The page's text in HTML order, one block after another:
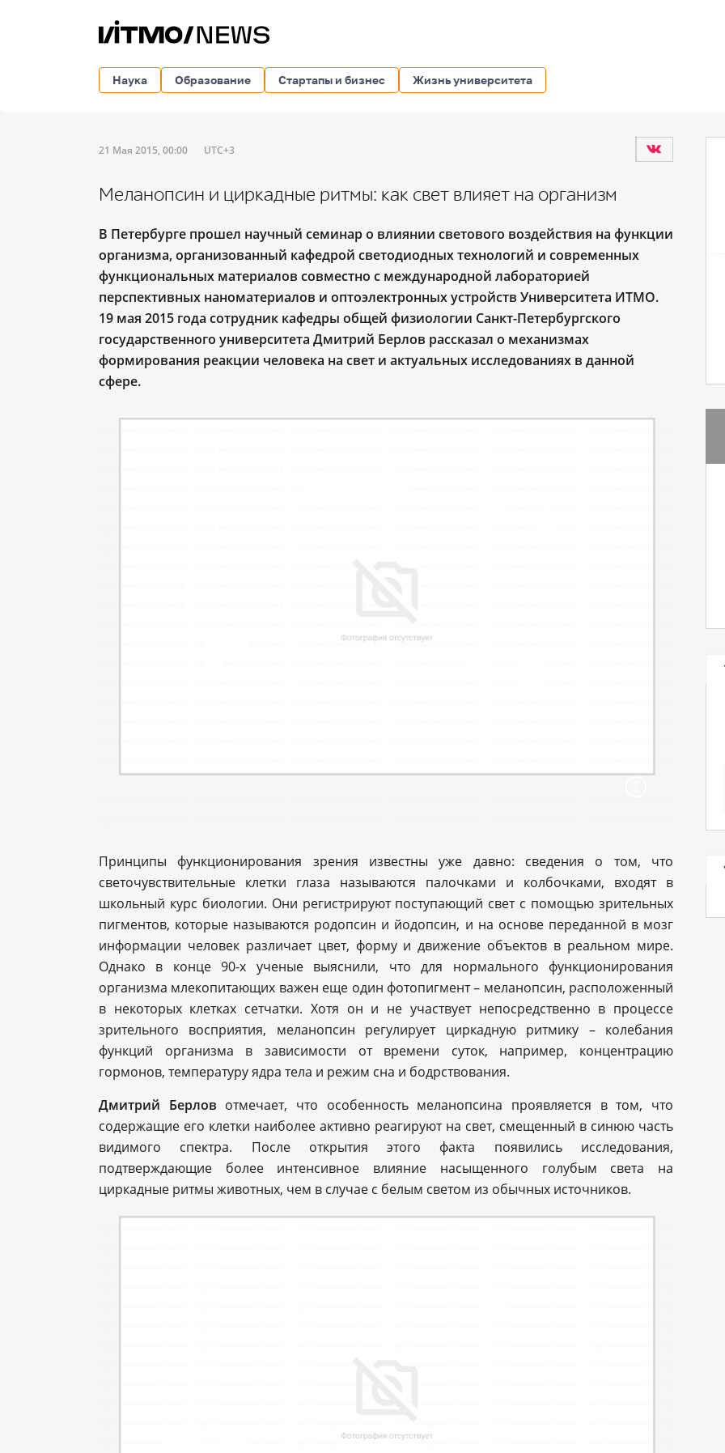
Наука Образование Стартапы и бизнес Жизнь университета
21 Мая 2015, 00:00 UTC+3
Меланопсин и циркадные ритмы: как свет влияет на организм
В Петербурге прошел научный семинар о влиянии светового воздействия на функции
организма, организованный кафедрой светодиодных технологий и современных
функциональных материалов совместно с международной лабораторией
перспективных наноматериалов и оптоэлектронных устройств Университета ИТМО.
19 мая 2015 года сотрудник кафедры общей физиологии Санкт-Петербургского
государственного университета Дмитрий Берлов рассказал о механизмах
формирования реакции человека на свет и актуальных исследованиях в данной
сфере.
Принципы функционирования зрения известны уже давно: сведения о том, что
светочувствительные клетки глаза называются палочками и колбочками, входят в
школьный курс биологии. Они регистрируют поступающий свет с помощью зрительных
пигментов, которые называются родопсин и йодопсин, и на основе переданной в мозг
информации человек различает цвет, форму и движение объектов в реальном мире.
Однако в конце 90-х ученые выяснили, что для нормального функционирования
организма млекопитающих важен еще один фотопигмент – меланопсин, расположенный
в некоторых клетках сетчатки. Хотя он и не участвует непосредственно в процессе
зрительного восприятия, меланопсин регулирует циркадную ритмику – колебания
функций организма в зависимости от времени суток, например, концентрацию
гормонов, температуру ядра тела и режим сна и бодрствования.
Дмитрий Берлов отмечает, что особенность меланопсина проявляется в том, что
содержащие его клетки наиболее активно реагируют на свет, смещенный в синюю часть
видимого спектра. После открытия этого факта появились исследования,
подтверждающие более интенсивное влияние насыщенного голубым света на
циркадные ритмы животных, чем в случае с белым светом из обычных источников.